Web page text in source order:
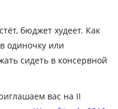
бюджет худеет. Как
одиночку или
сидеть в консервной
вас на II